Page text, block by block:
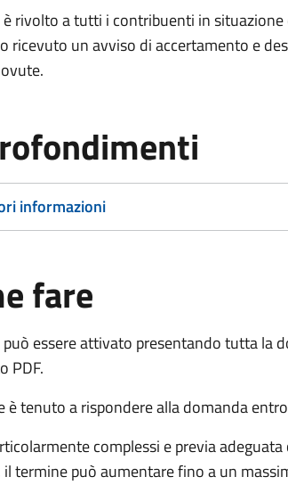
è rivolto a tutti i contribuenti in
ricevuto un avviso di accertamento e
informazioni
fare
può essere attivato presentando tutta la
PDF.
è tenuto a rispondere alla domanda
complessi e previa
termine può aumentare fino a un